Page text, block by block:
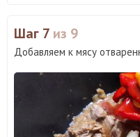
Шаг 7 из 9
Добавляем к мясу